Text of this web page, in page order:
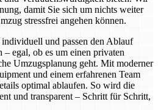
damit Sie sich um nichts weiter
stressfrei angehen können.
und passen den Ablauf
egal, ob es um einen privaten
Umzugsplanung geht. Mit moderner
und einem erfahrenen Team
optimal ablaufen. So wird die
und transparent – Schritt für Schritt,